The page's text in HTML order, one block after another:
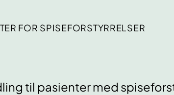
FOR SPISEFORSTYRRELSER
til pasienter med